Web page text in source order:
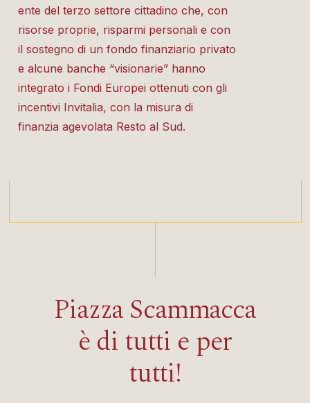
ente del terzo settore cittadino che, con
risorse proprie, risparmi personali e con
il sostegno di un fondo finanziario privato
e alcune banche “visionarie” hanno
integrato i Fondi Europei ottenuti con gli
incentivi Invitalia, con la misura di
finanzia agevolata Resto al Sud.
PiazzaScammacca
èditutti e per
tutti!